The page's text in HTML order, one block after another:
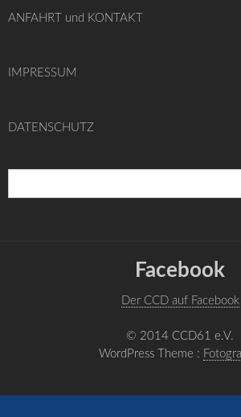
ANFAHRT und KONTAKT
IMPRESSUM
DATENSCHUTZ
Facebook
Der CCD auf Facebook
© 2014 CCD61 e.V.
WordPress Theme :